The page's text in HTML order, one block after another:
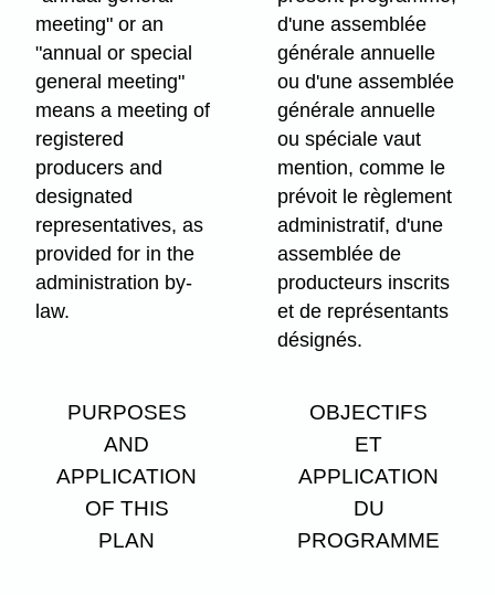
meeting" or an
"annual or special
general meeting"
means a meeting of
registered
producers and
designated
representatives, as
provided for in the
administration by-
law.
d'une assemblée
générale annuelle
ou d'une assemblée
générale annuelle
ou spéciale vaut
mention, comme le
prévoit le règlement
administratif, d'une
assemblée de
producteurs inscrits
et de représentants
désignés.
PURPOSES
AND
APPLICATION
OF THIS
PLAN
OBJECTIFS
ET
APPLICATION
DU
PROGRAMME